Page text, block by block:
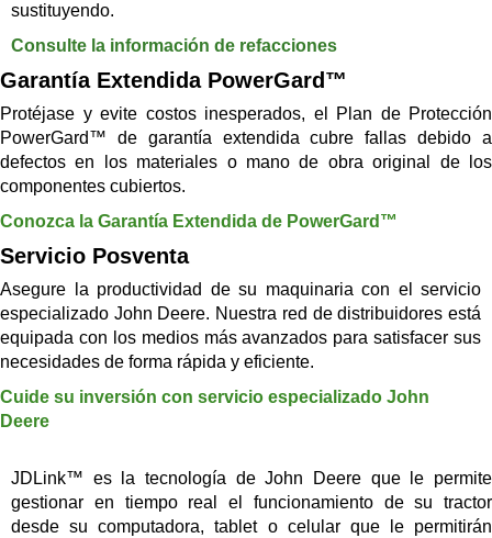
sustituyendo.
Consulte la información de refacciones
Garantía Extendida PowerGard™
Protéjase y evite costos inesperados, el Plan de Protección
PowerGard™ de garantía extendida cubre fallas debido a
defectos en los materiales o mano de obra original de los
componentes cubiertos.
Conozca la Garantía Extendida de PowerGard™
Servicio Posventa
Asegure la productividad de su maquinaria con el servicio
especializado John Deere. Nuestra red de distribuidores está
equipada con los medios más avanzados para satisfacer sus
necesidades de forma rápida y eficiente.
Cuide su inversión con servicio especializado John
Deere
JDLink™ es la tecnología de John Deere que le permite
gestionar en tiempo real el funcionamiento de su tractor
desde su computadora, tablet o celular que le permitirán